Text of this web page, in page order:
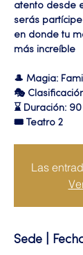
atento desde
serás
en donde tu
más increíble
🎩 Magia:
🎭
⌛ Duración:
🎟 Teatro 2
Las
Sede |